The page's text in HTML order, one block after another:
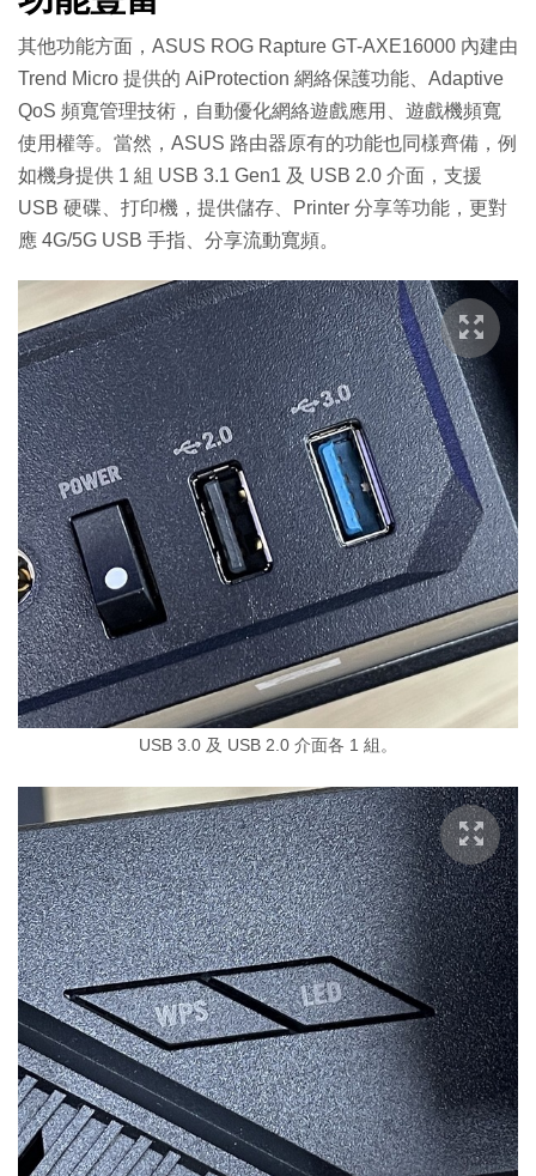
其他功能方面，ASUS ROG Rapture GT-AXE16000 內建由
Trend Micro 提供的 AiProtection 網絡保護功能、Adaptive
QoS 頻寬管理技術，自動優化網絡遊戲應用、遊戲機頻寬
使用權等。當然，ASUS 路由器原有的功能也同樣齊備，例
如機身提供 1 組 USB 3.1 Gen1 及 USB 2.0 介面，支援
USB 硬碟、打印機，提供儲存、Printer 分享等功能，更對
應 4G/5G USB 手指、分享流動寬頻。
USB 3.0 及 USB 2.0 介面各 1 組。